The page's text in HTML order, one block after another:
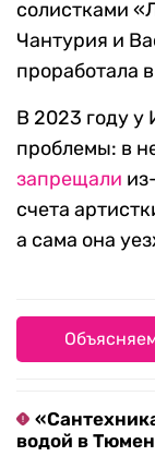
солистками
Чантурия и
проработала
В 2023 году у
проблемы: в
запрещали
счета
а сама она
водой в